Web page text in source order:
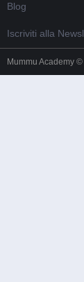
Blog
Iscriviti alla
Mummu Academy